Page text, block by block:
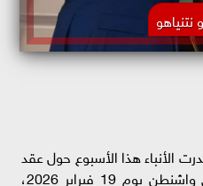
الأنباء هذا الأسبوع حول عقد
أول اجتماع لمجلس السلام في واشنطن يوم 19 فبراير 2026،